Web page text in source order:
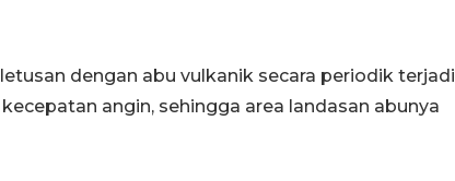
dengan abu vulkanik secara periodik terjadi
angin, sehingga area landasan abunya